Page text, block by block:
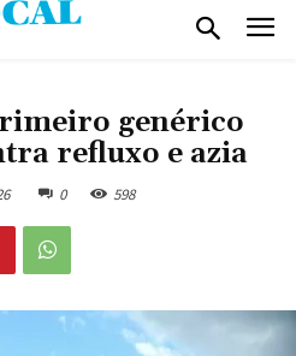
genérico
refluxo e azia
0 598